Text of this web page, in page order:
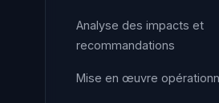
Analyse des impacts et
recommandations
Mise en œuvre